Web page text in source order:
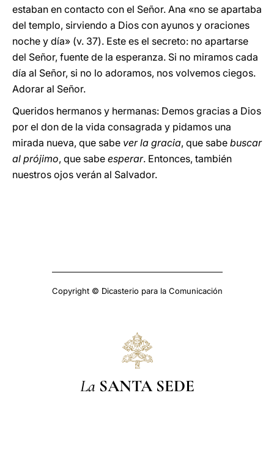
estaban en contacto con el Señor. Ana «no se apartaba
del templo, sirviendo a Dios con ayunos y oraciones
noche y día» (v. 37). Este es el secreto: no apartarse
del Señor, fuente de la esperanza. Si no miramos cada
día al Señor, si no lo adoramos, nos volvemos ciegos.
Adorar al Señor.
Queridos hermanos y hermanas: Demos gracias a Dios
por el don de la vida consagrada y pidamos una
mirada nueva, que sabe ver la gracia, que sabe buscar
al prójimo, que sabe esperar. Entonces, también
nuestros ojos verán al Salvador.
Copyright © Dicasterio para la Comunicación
La SANTA SEDE